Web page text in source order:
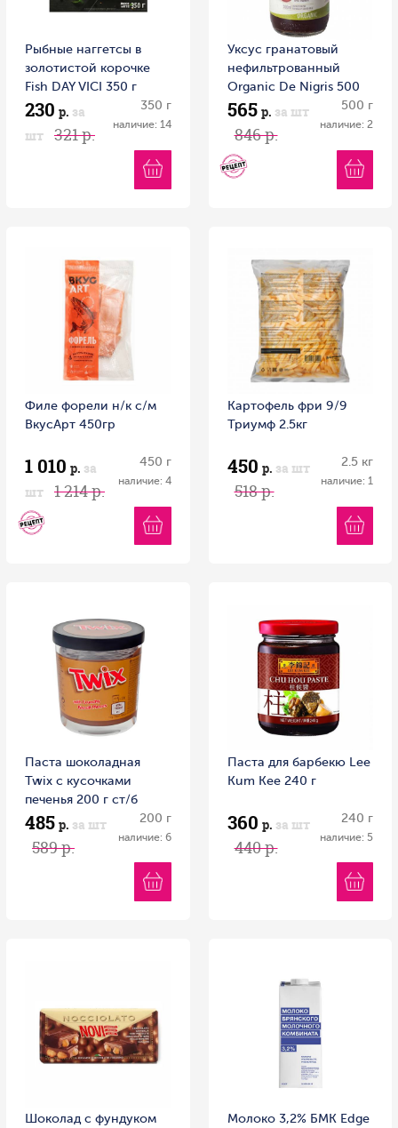
Рыбные наггетсы в
золотистой корочке
Fish DAY VICI 350 г
230 р. за
шт
321 р.
350 г
наличие: 14
Уксус гранатовый
нефильтрованный
Organic Dе Nigris 500
мл 1/6
565 р. за шт
846 р.
500 г
наличие: 2
Филе форели н/к с/м
ВкусАрт 450гр
1 010 р. за
шт
1 214 р.
450 г
наличие: 4
Картофель фри 9/9
Триумф 2.5кг
450 р. за шт
518 р.
2.5 кг
наличие: 1
Паста шоколадная
Twix с кусочками
печенья 200 г ст/б
485 р. за шт
589 р.
200 г
наличие: 6
Паста для барбекю Lee
Kum Kee 240 г
360 р. за шт
440 р.
240 г
наличие: 5
Шоколад с фундуком
Молоко 3,2% БМК Edge